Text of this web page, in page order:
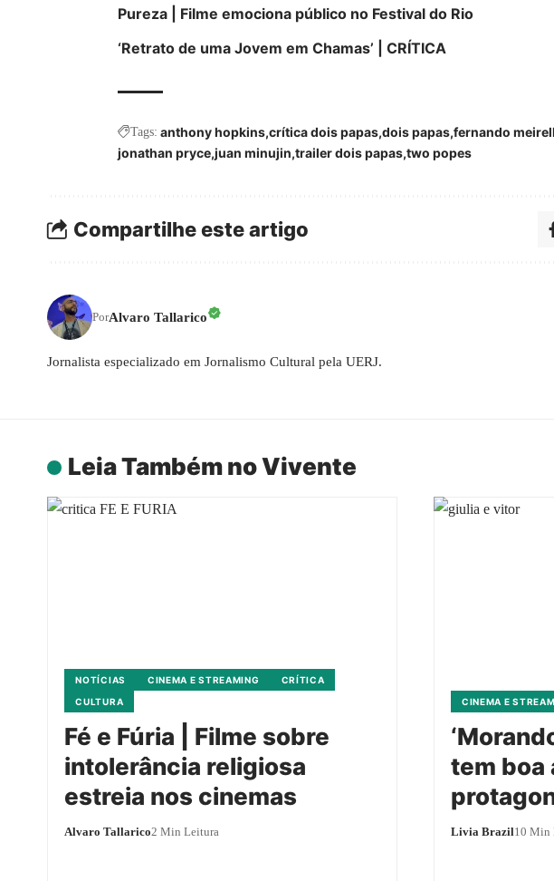
Pureza | Filme emociona público no Festival do Rio
‘Retrato de uma Jovem em Chamas’ | CRÍTICA
Tags: anthony hopkins crítica dois papas dois papas fernando
jonathan pryce juan minujin trailer dois papas two popes
Compartilhe este artigo
PorAlvaro Tallarico
Jornalista especializado em Jornalismo Cultural pela UERJ.
Leia Também no Vivente
NOTÍCIAS CINEMA E STREAMING
CRÍTICA
CULTURA
Fé e Fúria | Filme sobre
intolerância religiosa
estreia nos cinemas
Alvaro Tallarico2 Min Leitura
CINEMA E
tem boa
Livia Brazil10 Min